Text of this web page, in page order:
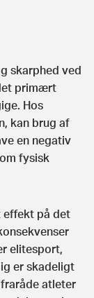
skarphed ved
primært
Hos
kan brug af
en negativ
fysisk
effekt på det
elitesport,
er skadeligt
atleter